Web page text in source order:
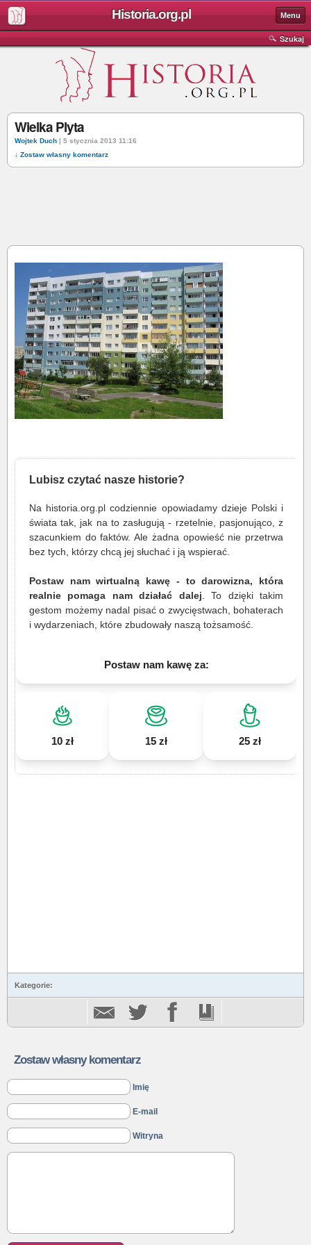
Historia.org.pl Menu
Szukaj
Wielka Plyta
Wojtek Duch | 5 stycznia 2013 11:16
↓ Zostaw własny komentarz
Lubisz czytać nasze historie?
Na historia.org.pl codziennie opowiadamy dzieje Polski i
świata tak, jak na to zasługują - rzetelnie, pasjonująco, z
szacunkiem do faktów. Ale żadna opowieść nie przetrwa
bez tych, którzy chcą jej słuchać i ją wspierać.
Postaw nam wirtualną kawę - to darowizna, która
realnie pomaga nam działać dalej . To dzięki takim
gestom możemy nadal pisać o zwycięstwach, bohaterach
i wydarzeniach, które zbudowały naszą tożsamość.
Postaw nam kawę za:
10 zł 15 zł 25 zł
Kategorie:
Zostaw własny komentarz
Imię
E-mail
Witryna